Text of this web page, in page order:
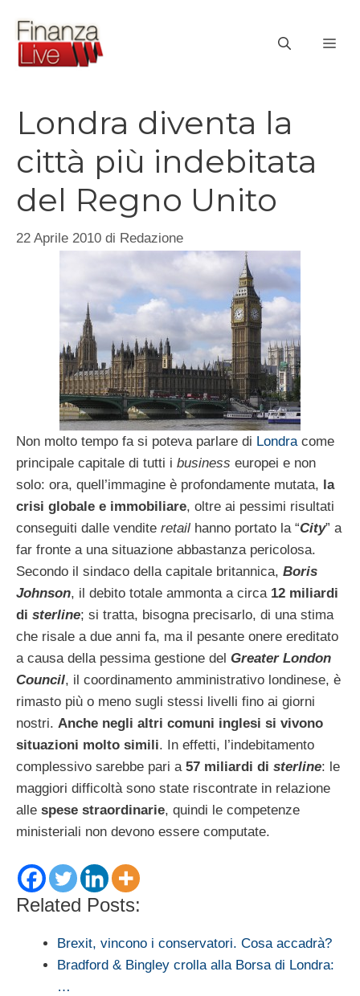
contenuto
Londra diventa la
città più indebitata
del Regno Unito
22 Aprile 2010 di Redazione
Non molto tempo fa si poteva parlare di Londracome
principale capitale di tutti i business europei e non
solo: ora, quell’immagine è profondamente mutata, la
crisi globale e immobiliare, oltre ai pessimi risultati
conseguiti dalle vendite retail hanno portato la “City” a
far fronte a una situazione abbastanza pericolosa.
Secondo il sindaco della capitale britannica, Boris
Johnson, il debito totale ammonta a circa 12 miliardi
di sterline; si tratta, bisogna precisarlo, di una stima
che risale a due anni fa, ma il pesante onere ereditato
a causa della pessima gestione del Greater London
Council, il coordinamento amministrativo londinese, è
rimasto più o meno sugli stessi livelli fino ai giorni
nostri. Anche negli altri comuni inglesi si vivono
situazioni molto simili. In effetti, l’indebitamento
complessivo sarebbe pari a 57 miliardi di sterline: le
maggiori difficoltà sono state riscontrate in relazione
alle spese straordinarie, quindi le competenze
ministeriali non devono essere computate.
Related Posts:
Brexit, vincono i conservatori. Cosa accadrà?
Bradford & Bingley crolla alla Borsa di Londra:
…